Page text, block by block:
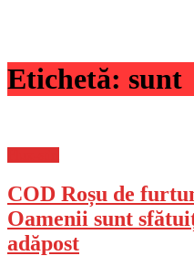
Etichetă: sunt
COD Roșu de
Oamenii sunt
adăpost